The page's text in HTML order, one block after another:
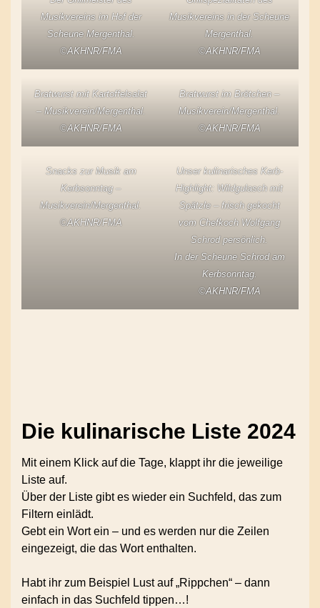
Musikvereins im Hof der
Scheune Mergenthal.
©AKHNR/FMA
Musikvereins in der Scheune
Mergenthal.
©AKHNR/FMA
Bratwurst mit Kartoffelsalat
– Musikverein/Mergenthal.
©AKHNR/FMA
Bratwurst im Brötchen –
Musikverein/Mergenthal.
©AKHNR/FMA
Snacks zur Musik am
Kerbsonntag –
Musikverein/Mergenthal.
©AKHNR/FMA
Unser kulinarisches Kerb-
Highlight: Wildgulasch mit
Spätzle – frisch gekocht
vom Chefkoch Wolfgang
Schrod persönlich.
In der Scheune Schrod am
Kerbsonntag.
©AKHNR/FMA
Die kulinarische Liste 2024
Mit einem Klick auf die Tage, klappt ihr die jeweilige
Liste auf.
Über der Liste gibt es wieder ein Suchfeld, das zum
Filtern einlädt.
Gebt ein Wort ein – und es werden nur die Zeilen
eingezeigt, die das Wort enthalten.
Habt ihr zum Beispiel Lust auf „Rippchen“ – dann
einfach in das Suchfeld tippen…!